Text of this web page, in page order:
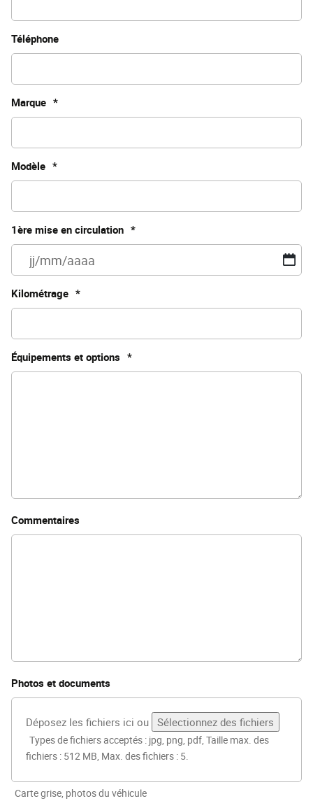
Téléphone
Marque *
Modèle *
1ère mise en circulation *
JJ
Kilométrage *
Équipements et options *
Commentaires
Photos et documents
Déposez les fichiers ici ou Sélectionnez des fichiers
Types de fichiers acceptés : jpg, png, pdf, Taille max. des
fichiers : 512 MB, Max. des fichiers : 5.
Carte grise, photos du véhicule